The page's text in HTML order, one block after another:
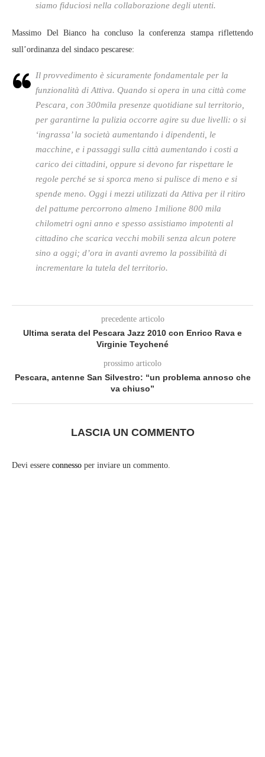
siamo fiduciosi nella collaborazione degli utenti.
Massimo Del Bianco ha concluso la conferenza stampa riflettendo
sull’ordinanza del sindaco pescarese:
Il provvedimento è sicuramente fondamentale per la
funzionalità di Attiva. Quando si opera in una città come
Pescara, con 300mila presenze quotidiane sul territorio,
per garantirne la pulizia occorre agire su due livelli: o si
‘ingrassa’ la società aumentando i dipendenti, le
macchine, e i passaggi sulla città aumentando i costi a
carico dei cittadini, oppure si devono far rispettare le
regole perché se si sporca meno si pulisce di meno e si
spende meno. Oggi i mezzi utilizzati da Attiva per il ritiro
del pattume percorrono almeno 1milione 800 mila
chilometri ogni anno e spesso assistiamo impotenti al
cittadino che scarica vecchi mobili senza alcun potere
sino a oggi; d’ora in avanti avremo la possibilità di
incrementare la tutela del territorio.
precedente articolo
Ultima serata del Pescara Jazz 2010 con Enrico Rava e
Virginie Teychené
prossimo articolo
Pescara, antenne San Silvestro: “un problema annoso che
va chiuso”
LASCIA UN COMMENTO
Devi essere connesso per inviare un commento.